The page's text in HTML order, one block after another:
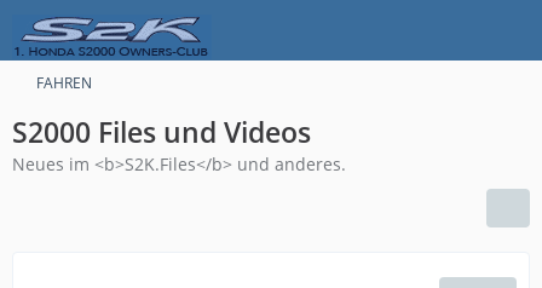
FAHREN
S2000 Files und Videos
Neues im <b>S2K.Files</b> und anderes.